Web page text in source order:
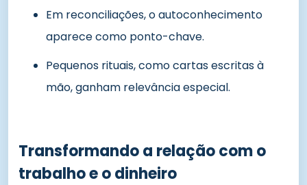
Em reconciliações, o autoconhecimento
aparece como ponto-chave.
Pequenos rituais, como cartas escritas à
mão, ganham relevância especial.
Transformando a relação com o
trabalho e o dinheiro